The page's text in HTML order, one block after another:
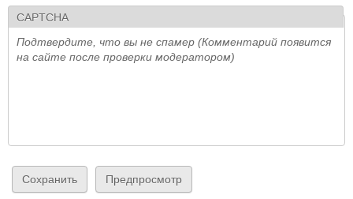
CAPTCHA
Подтвердите, что вы не спамер (Комментарий появится
на сайте после проверки модератором)